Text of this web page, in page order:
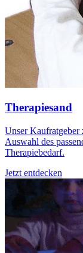
Therapiesand
Unser Kaufratgeber
Auswahl des
Therapiebedarf.
Jetzt entdecken